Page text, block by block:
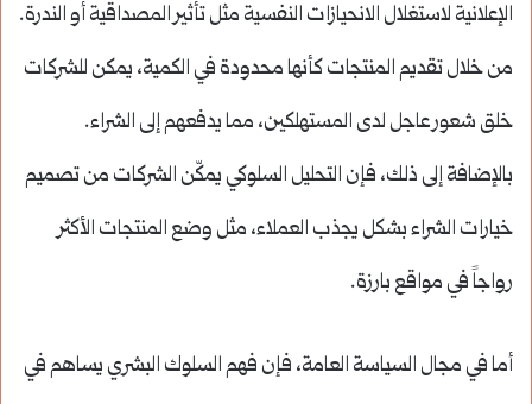
الإعلانية لاستغلال الانحيازات النفسية مثل تأثير المصداقية أو الندرة.
من خلال تقديم المنتجات كأنها محدودة في الكمية، يمكن للشركات
خلق شعور عاجل لدى المستهلكين، مما يدفعهم إلى الشراء.
بالإضافة إلى ذلك، فإن التحليل السلوكي يمكّن الشركات من تصميم
خيارات الشراء بشكل يجذب العملاء، مثل وضع المنتجات الأكثر
رواجاً في مواقع بارزة.
أما في مجال السياسة العامة، فإن فهم السلوك البشري يساهم في